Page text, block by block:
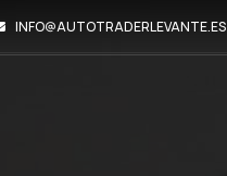
INFO@AUTOTRADERLEVANTE.ES